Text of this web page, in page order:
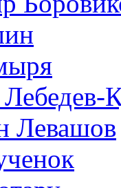
Левашов